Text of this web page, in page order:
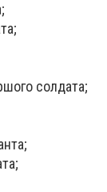
солдата;